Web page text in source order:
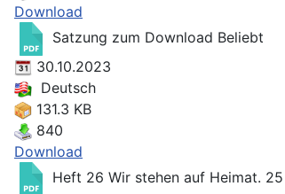
Download
Satzung zum Download Beliebt
30.10.2023
Deutsch
131.3 KB
840
Download
Heft 26 Wir stehen auf Heimat.